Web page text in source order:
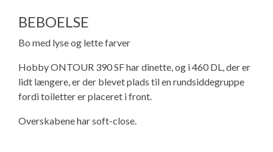
BEBOELSE
Bo med lyse og lette farver
Hobby ONTOUR 390 SF har dinette, og i 460 DL, der er
lidt længere, er der blevet plads til en rundsiddegruppe
fordi toiletter er placeret i front.
Overskabene har soft-close.